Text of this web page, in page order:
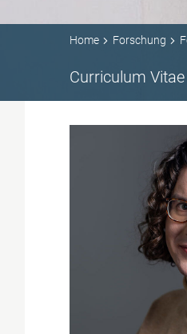
Home Forschung
Curriculum Vitae